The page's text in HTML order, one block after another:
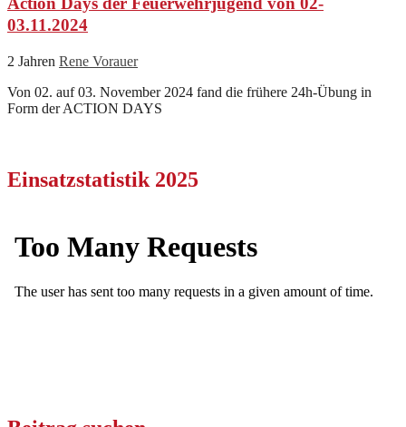
03.11.2024
2 Jahren Rene Vorauer
Von 02. auf 03. November 2024 fand die frühere 24h-Übung in
Form der ACTION DAYS
Einsatzstatistik 2025